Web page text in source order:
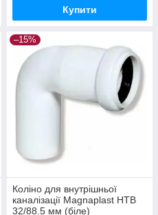
Купити
–15%
Коліно для внутрішньої
каналізації Magnaplast HTB
32/88.5 мм (біле)